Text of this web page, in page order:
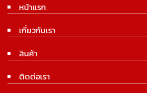
หน้าแรก
เกี่ยวกับเรา
สินค้า
ติดต่อเรา